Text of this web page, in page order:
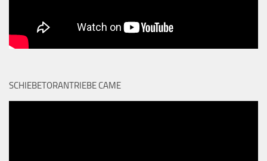
SCHIEBETORANTRIEBE CAME